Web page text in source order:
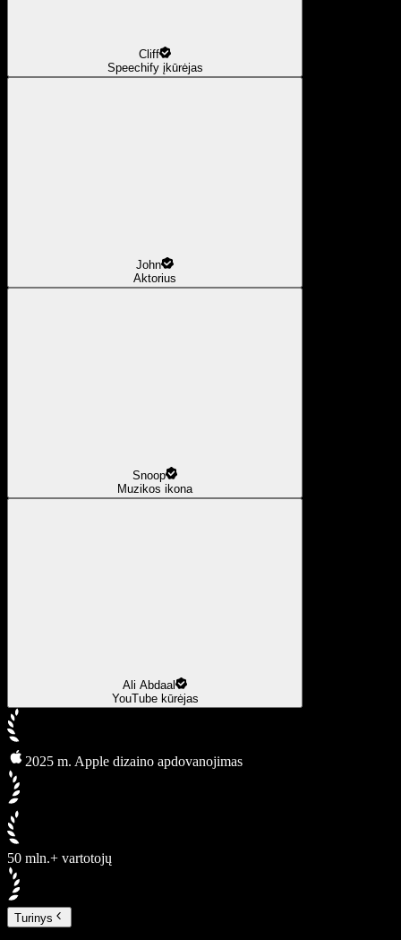
Cliff
Speechify įkūrėjas
John
Aktorius
Snoop
Muzikos ikona
Ali Abdaal
YouTube kūrėjas
2025 m. Apple dizaino apdovanojimas
50 mln.+ vartotojų
Turinys